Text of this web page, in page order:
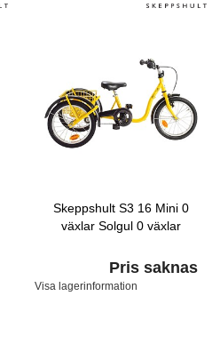
Skeppshult S3 16 Mini 0
växlar Solgul 0 växlar
Pris saknas
Visa lagerinformation